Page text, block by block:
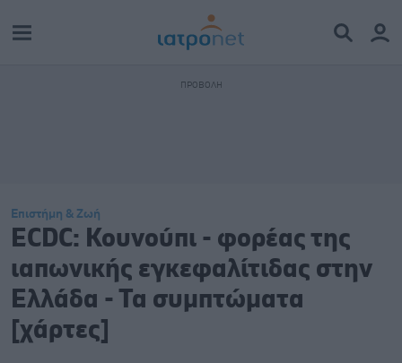
Επιστήμη & Ζωή
ECDC: Κουνούπι - φορέας της
ιαπωνικής εγκεφαλίτιδας στην
Ελλάδα - Τα συμπτώματα
[χάρτες]